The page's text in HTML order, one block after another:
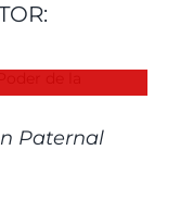
Paternal